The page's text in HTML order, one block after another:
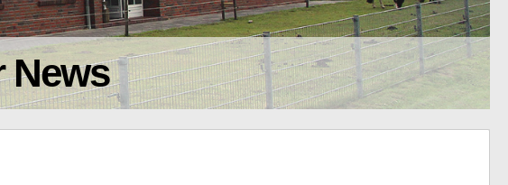
News